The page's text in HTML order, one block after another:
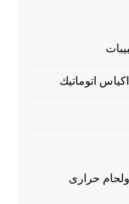
اتوماتيك
حرارى